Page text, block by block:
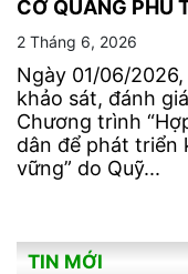
CƠ QUẢNG PHÚ
2 Tháng 6, 2026
Ngày 01/06/
khảo sát, đánh
Chương trình
dân để phát triển
vững” do Quỹ...
TIN MỚI